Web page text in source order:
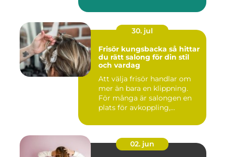
30. jul
Frisör kungsbacka så hittar
du rätt salong för din stil
och vardag
Att välja frisör handlar om
mer än bara en klippning.
För många är salongen en
plats för avkoppling,...
02. jun